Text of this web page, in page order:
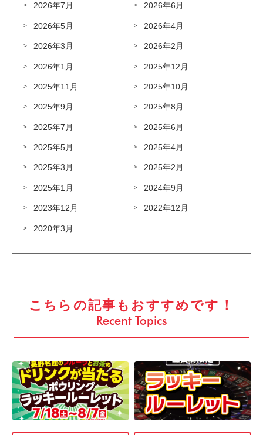
2026年7月 2026年6月
2026年5月 2026年4月
2026年3月 2026年2月
2026年1月 2025年12月
2025年11月 2025年10月
2025年9月 2025年8月
2025年7月 2025年6月
2025年5月 2025年4月
2025年3月 2025年2月
2025年1月 2024年9月
2023年12月 2022年12月
2020年3月
こちらの記事もおすすめです！
Recent Topics